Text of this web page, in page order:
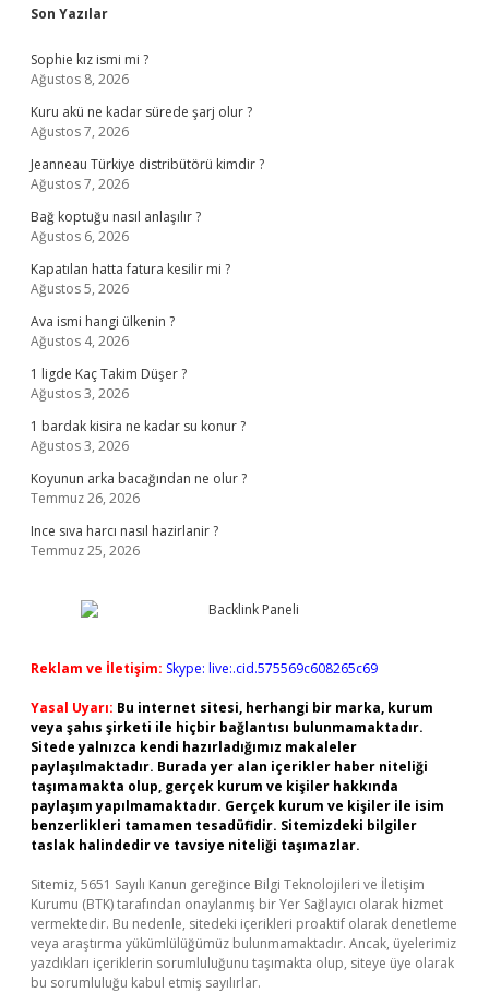
Sidebar
Son Yazılar
Sophie kız ismi mi ?
Ağustos 8, 2026
Kuru akü ne kadar sürede şarj olur ?
Ağustos 7, 2026
Jeanneau Türkiye distribütörü kimdir ?
Ağustos 7, 2026
Bağ koptuğu nasıl anlaşılır ?
Ağustos 6, 2026
Kapatılan hatta fatura kesilir mi ?
Ağustos 5, 2026
Ava ismi hangi ülkenin ?
Ağustos 4, 2026
1 ligde Kaç Takim Düşer ?
Ağustos 3, 2026
1 bardak kisira ne kadar su konur ?
Ağustos 3, 2026
Koyunun arka bacağından ne olur ?
Temmuz 26, 2026
Ince sıva harcı nasıl hazirlanir ?
Temmuz 25, 2026
Reklam ve İletişim: Skype: live:.cid.575569c608265c69
Yasal Uyarı: Bu internet sitesi, herhangi bir marka, kurum
veya şahıs şirketi ile hiçbir bağlantısı bulunmamaktadır.
Sitede yalnızca kendi hazırladığımız makaleler
paylaşılmaktadır. Burada yer alan içerikler haber niteliği
taşımamakta olup, gerçek kurum ve kişiler hakkında
paylaşım yapılmamaktadır. Gerçek kurum ve kişiler ile isim
benzerlikleri tamamen tesadüfidir. Sitemizdeki bilgiler
taslak halindedir ve tavsiye niteliği taşımazlar.
Sitemiz, 5651 Sayılı Kanun gereğince Bilgi Teknolojileri ve İletişim
Kurumu (BTK) tarafından onaylanmış bir Yer Sağlayıcı olarak hizmet
vermektedir. Bu nedenle, sitedeki içerikleri proaktif olarak denetleme
veya araştırma yükümlülüğümüz bulunmamaktadır. Ancak, üyelerimiz
yazdıkları içeriklerin sorumluluğunu taşımakta olup, siteye üye olarak
bu sorumluluğu kabul etmiş sayılırlar.